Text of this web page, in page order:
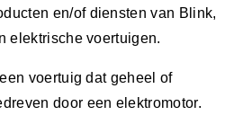
en/of diensten van Blink,
elektrische voertuigen.
voertuig dat geheel of
door een elektromotor.